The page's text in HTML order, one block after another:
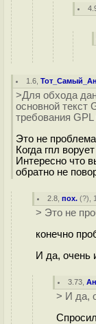
1.6 ,
>Для обхода
основной текст
требования
Это не
Когда гпл
Интересно что
обратно не
2.8 ,пох. (?),
> Это не
конечно
И да, очень
3.73 ,
> И да,